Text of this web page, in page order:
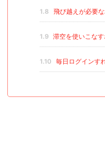
1.8 飛び越えが必要
1.9 滞空を使いこなす
1.10 毎日ログインす